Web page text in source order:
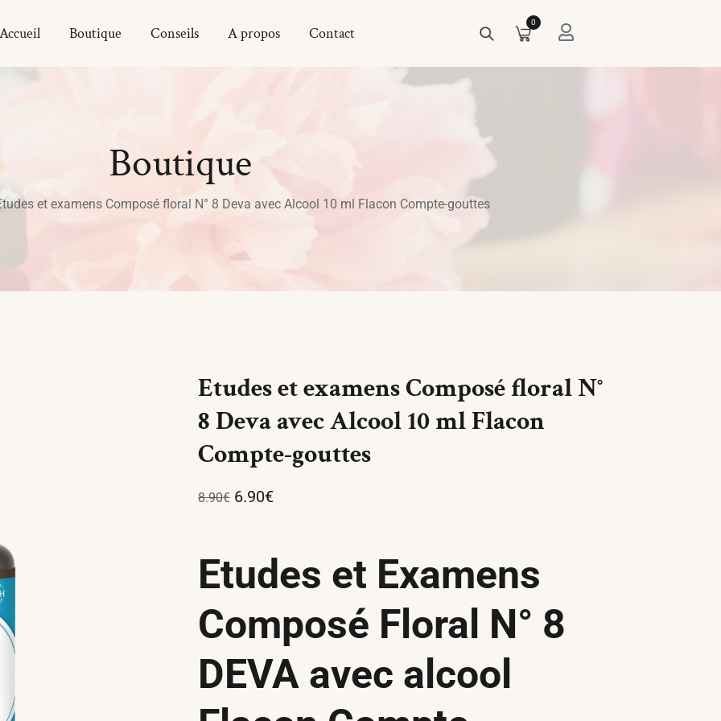
Boutique Conseils A propos Contact
0
Boutique
et examens Composé floral N° 8 Deva avec Alcool 10 ml Flacon Compte-gouttes
Etudes et examens Composé floral N°
8 Deva avec Alcool 10 ml Flacon
Compte-gouttes
8.90€ 6.90€
Etudes et Examens
Composé Floral N° 8
DEVA avec alcool